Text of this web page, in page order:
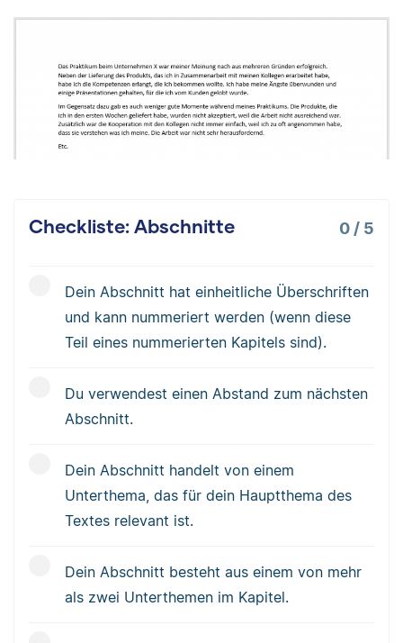
Checkliste: Abschnitte 0 / 5
Dein Abschnitt hat einheitliche Überschriften
und kann nummeriert werden (wenn diese
Teil eines nummerierten Kapitels sind).
Du verwendest einen Abstand zum nächsten
Abschnitt.
Dein Abschnitt handelt von einem
Unterthema, das für dein Hauptthema des
Textes relevant ist.
Dein Abschnitt besteht aus einem von mehr
als zwei Unterthemen im Kapitel.